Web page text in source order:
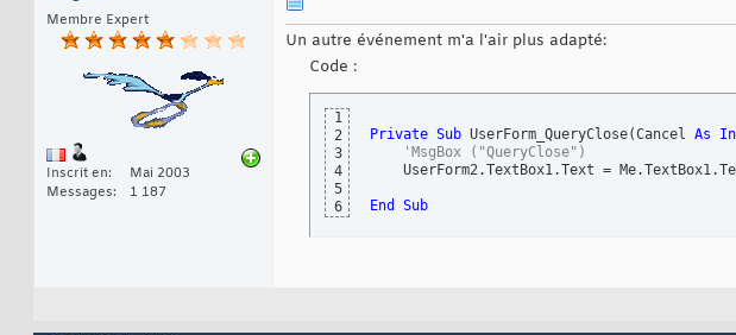
Membre Expert
Inscrit en
Mai 2003
Messages
1 187
Un autre événement m'a l'air plus adapté:
Code :
1
2
3
4
5
6
Private Sub UserForm_QueryClose(Cancel As
'MsgBox ("QueryClose")
UserForm2.TextBox1.Text =
End Sub